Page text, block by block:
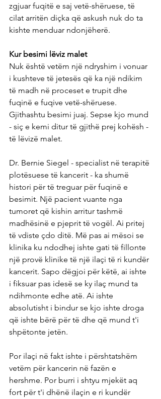
zgjuar fuqitë e saj vetë-shëruese, të
cilat arritën diçka që askush nuk do ta
kishte menduar ndonjëherë.
Kur besimi lëviz malet
Nuk është vetëm një ndryshim i vonuar
i kushteve të jetesës që ka një ndikim
të madh në proceset e trupit dhe
fuqinë e fuqive vetë-shëruese.
Gjithashtu besimi juaj. Sepse kjo mund
- siç e kemi ditur të gjithë prej kohësh -
të lëvizë malet.
Dr. Bernie Siegel - specialist në terapitë
plotësuese të kancerit - ka shumë
histori për të treguar për fuqinë e
besimit. Një pacient vuante nga
tumoret që kishin arritur tashmë
madhësinë e pjeprit të vogël. Ai pritej
të vdiste çdo ditë. Më pas ai mësoi se
klinika ku ndodhej ishte gati të fillonte
një provë klinike të një ilaçi të ri kundër
kancerit. Sapo dëgjoi për këtë, ai ishte
i fiksuar pas idesë se ky ilaç mund ta
ndihmonte edhe atë. Ai ishte
absolutisht i bindur se kjo ishte droga
që ishte bërë për të dhe që mund t'i
shpëtonte jetën.
Por ilaçi në fakt ishte i përshtatshëm
vetëm për kancerin në fazën e
hershme. Por burri i shtyu mjekët aq
fort për t'i dhënë ilaçin e ri kundër